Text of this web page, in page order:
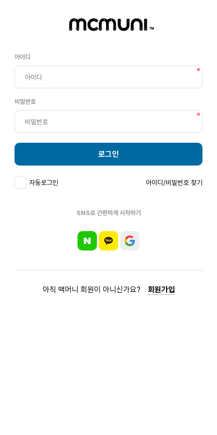
아이디
비밀번호
로그인
자동로그인 아이디/비밀번호 찾기
SNS로 간편하게 시작하기
아직 맥머니 회원이 아니신가요? 회원가입